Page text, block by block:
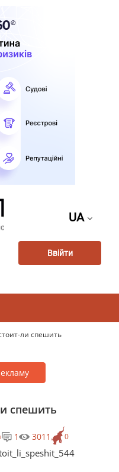
UA
Ввійти
ли спешить
спешить
0
1 3011